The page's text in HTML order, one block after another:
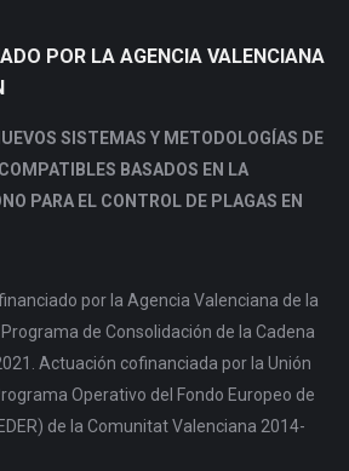
POR LA AGENCIA VALENCIANA
SISTEMAS Y METODOLOGÍAS DE
BASADOS EN LA
PARA EL CONTROL DE PLAGAS EN
por la Agencia Valenciana de la
de Consolidación de la Cadena
Actuación cofinanciada por la Unión
Operativo del Fondo Europeo de
de la Comunitat Valenciana 2014-